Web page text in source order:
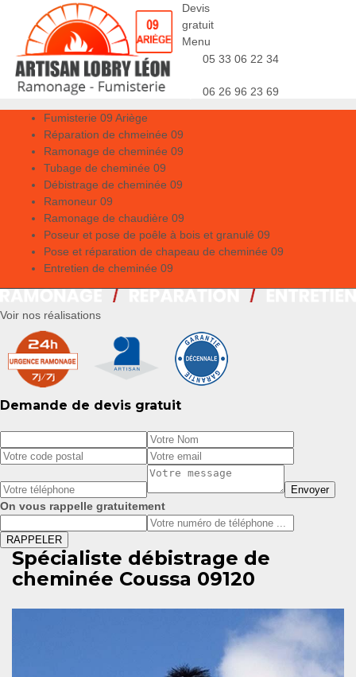
Devis
gratuit
Menu
05 33 06 22 34
06 26 96 23 69
Fumisterie 09 Ariège
Réparation de chmeinée 09
Ramonage de cheminée 09
Tubage de cheminée 09
Débistrage de cheminée 09
Ramoneur 09
Ramonage de chaudière 09
Poseur et pose de poêle à bois et granulé 09
Pose et réparation de chapeau de cheminée 09
Entretien de cheminée 09
Voir nos réalisations
Demande de devis gratuit
On vous rappelle gratuitement
Spécialiste débistrage de
cheminée Coussa 09120